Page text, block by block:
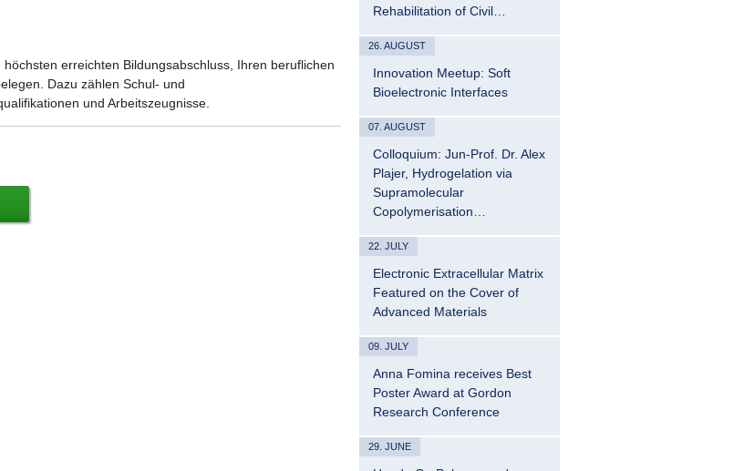
erreichten Bildungsabschluss, Ihren beruflichen
Dazu zählen Schul- und
und Arbeitszeugnisse.
Rehabilitation of Civil…
26. AUGUST
Innovation Meetup: Soft
Bioelectronic Interfaces
07. AUGUST
Colloquium: Jun-Prof. Dr. Alex
Plajer, Hydrogelation via
Supramolecular
Copolymerisation…
22. JULY
Electronic Extracellular Matrix
Featured on the Cover of
Advanced Materials
09. JULY
Anna Fomina receives Best
Poster Award at Gordon
Research Conference
29. JUNE